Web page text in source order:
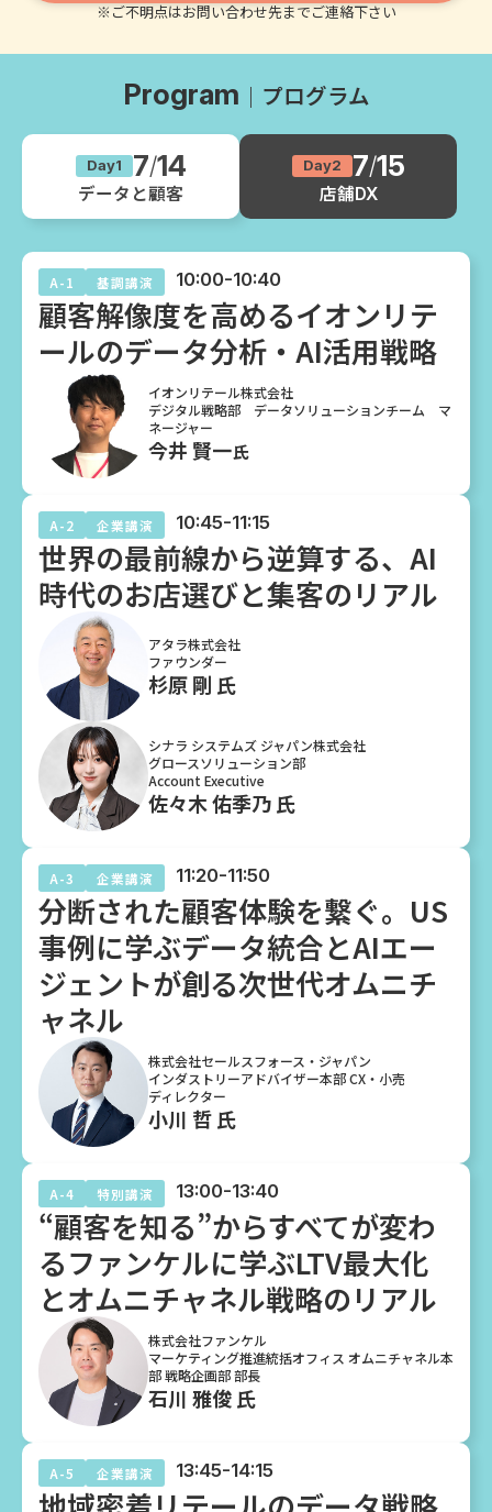
※ご不明点はお問い合わせ先までご連絡下さい
Program プログラム
Day1 7/14
データと顧客
Day2 7/15
店舗DX
A-1 基調講演 10:00-10:40
顧客解像度を高めるイオンリテ
ールのデータ分析・AI活用戦略
イオンリテール株式会社
デジタル戦略部 データソリューションチーム マ
ネージャー
今井 賢一氏
A-2 企業講演 10:45-11:15
世界の最前線から逆算する、AI
時代のお店選びと集客のリアル
アタラ株式会社
ファウンダー
杉原 剛 氏
シナラ システムズ ジャパン株式会社
グロースソリューション部
Account Executive
佐々木 佑季乃 氏
A-3 企業講演 11:20-11:50
分断された顧客体験を繋ぐ。US
事例に学ぶデータ統合とAIエー
ジェントが創る次世代オムニチ
ャネル
株式会社セールスフォース・ジャパン
インダストリーアドバイザー本部 CX・小売
ディレクター
小川 哲 氏
A-4 特別講演 13:00-13:40
“顧客を知る”からすべてが変わ
るファンケルに学ぶLTV最大化
とオムニチャネル戦略のリアル
株式会社ファンケル
マーケティング推進統括オフィス オムニチャネル本
部 戦略企画部 部長
石川 雅俊 氏
A-5 企業講演 13:45-14:15